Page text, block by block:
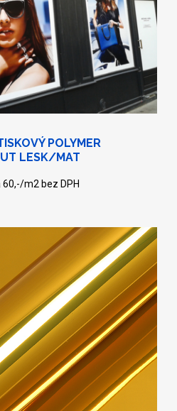
POLYMER
LESK/MAT
m2 bez DPH